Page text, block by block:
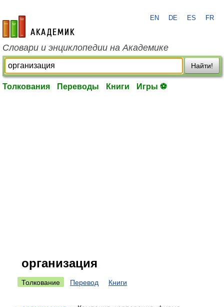
academic.ru
EN DE ES FR
Словари и энциклопедии на Академике
Найти!
Толкования Переводы Книги Игры ⚽
организация
Толкование Перевод Книги